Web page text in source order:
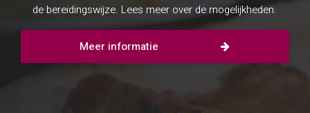
de bereidingswijze. Lees meer over de mogelijkheden.
Meer informatie